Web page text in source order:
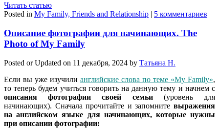
Читать статью
Posted in My Family, Friends and Relationship | 5 комментариев
Описание фотографии для начинающих. The
Photo of My Family
Posted or Updated on 11 декабря, 2024 by Татьяна Н.
Если вы уже изучили английские слова по теме «My Family»,
то теперь будем учиться говорить на данную тему и начнем с
описания фотографии своей семьи(уровень для
начинающих). Сначала прочитайте и запомните выражения
на английском языке для начинающих, которые нужны
при описании фотографии: